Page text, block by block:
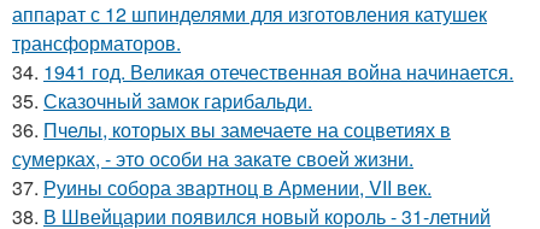
аппарат с 12 шпинделями для изготовления катушек
трансформаторов.
34. 1941 год. Великая отечественная война начинается.
35. Сказочный замок гарибальди.
36. Пчелы, которых вы замечаете на соцветиях в
сумерках, - это особи на закате своей жизни.
37. Руины собора звартноц в Армении, VII век.
38. В Швейцарии появился новый король - 31-летний